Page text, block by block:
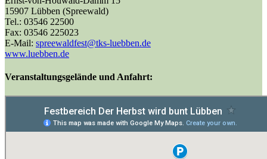
15907 Lübben (Spreewald)
Tel.: 03546 22500
Fax: 03546 225023
E-Mail: spreewaldfest@tks-luebben.de
www.luebben.de
Veranstaltungsgelände und Anfahrt: